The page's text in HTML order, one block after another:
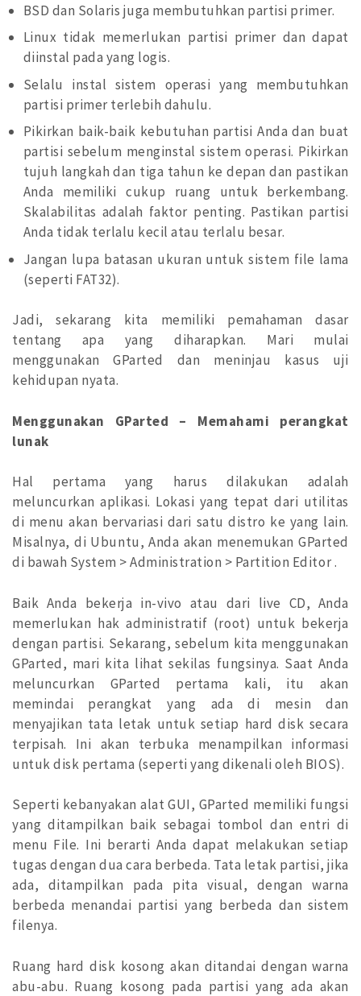
BSD dan Solaris juga membutuhkan partisi primer.
Linux tidak memerlukan partisi primer dan dapat
diinstal pada yang logis.
Selalu instal sistem operasi yang membutuhkan
partisi primer terlebih dahulu.
Pikirkan baik-baik kebutuhan partisi Anda dan buat
partisi sebelum menginstal sistem operasi. Pikirkan
tujuh langkah dan tiga tahun ke depan dan pastikan
Anda memiliki cukup ruang untuk berkembang.
Skalabilitas adalah faktor penting. Pastikan partisi
Anda tidak terlalu kecil atau terlalu besar.
Jangan lupa batasan ukuran untuk sistem file lama
(seperti FAT32).
Jadi, sekarang kita memiliki pemahaman dasar
tentang apa yang diharapkan. Mari mulai
menggunakan GParted dan meninjau kasus uji
kehidupan nyata.
Menggunakan GParted – Memahami perangkat
lunak
Hal pertama yang harus dilakukan adalah
meluncurkan aplikasi. Lokasi yang tepat dari utilitas
di menu akan bervariasi dari satu distro ke yang lain.
Misalnya, di Ubuntu, Anda akan menemukan GParted
di bawah System > Administration > Partition Editor .
Baik Anda bekerja in-vivo atau dari live CD, Anda
memerlukan hak administratif (root) untuk bekerja
dengan partisi. Sekarang, sebelum kita menggunakan
GParted, mari kita lihat sekilas fungsinya. Saat Anda
meluncurkan GParted pertama kali, itu akan
memindai perangkat yang ada di mesin dan
menyajikan tata letak untuk setiap hard disk secara
terpisah. Ini akan terbuka menampilkan informasi
untuk disk pertama (seperti yang dikenali oleh BIOS).
Seperti kebanyakan alat GUI, GParted memiliki fungsi
yang ditampilkan baik sebagai tombol dan entri di
menu File. Ini berarti Anda dapat melakukan setiap
tugas dengan dua cara berbeda. Tata letak partisi, jika
ada, ditampilkan pada pita visual, dengan warna
berbeda menandai partisi yang berbeda dan sistem
filenya.
Ruang hard disk kosong akan ditandai dengan warna
abu-abu. Ruang kosong pada partisi yang ada akan